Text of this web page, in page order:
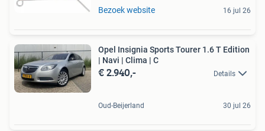
Bezoek website 16 jul 26
Opel Insignia Sports Tourer 1.6 T Edition
| Navi | Clima | C
€ 2.940,- Details
Oud-Beijerland 30 jul 26